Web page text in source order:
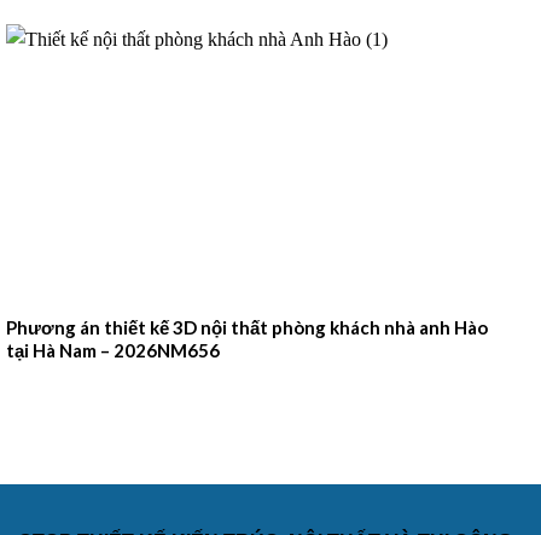
Phương án thiết kế 3D nội thất phòng khách nhà anh Hào
tại Hà Nam – 2026NM656